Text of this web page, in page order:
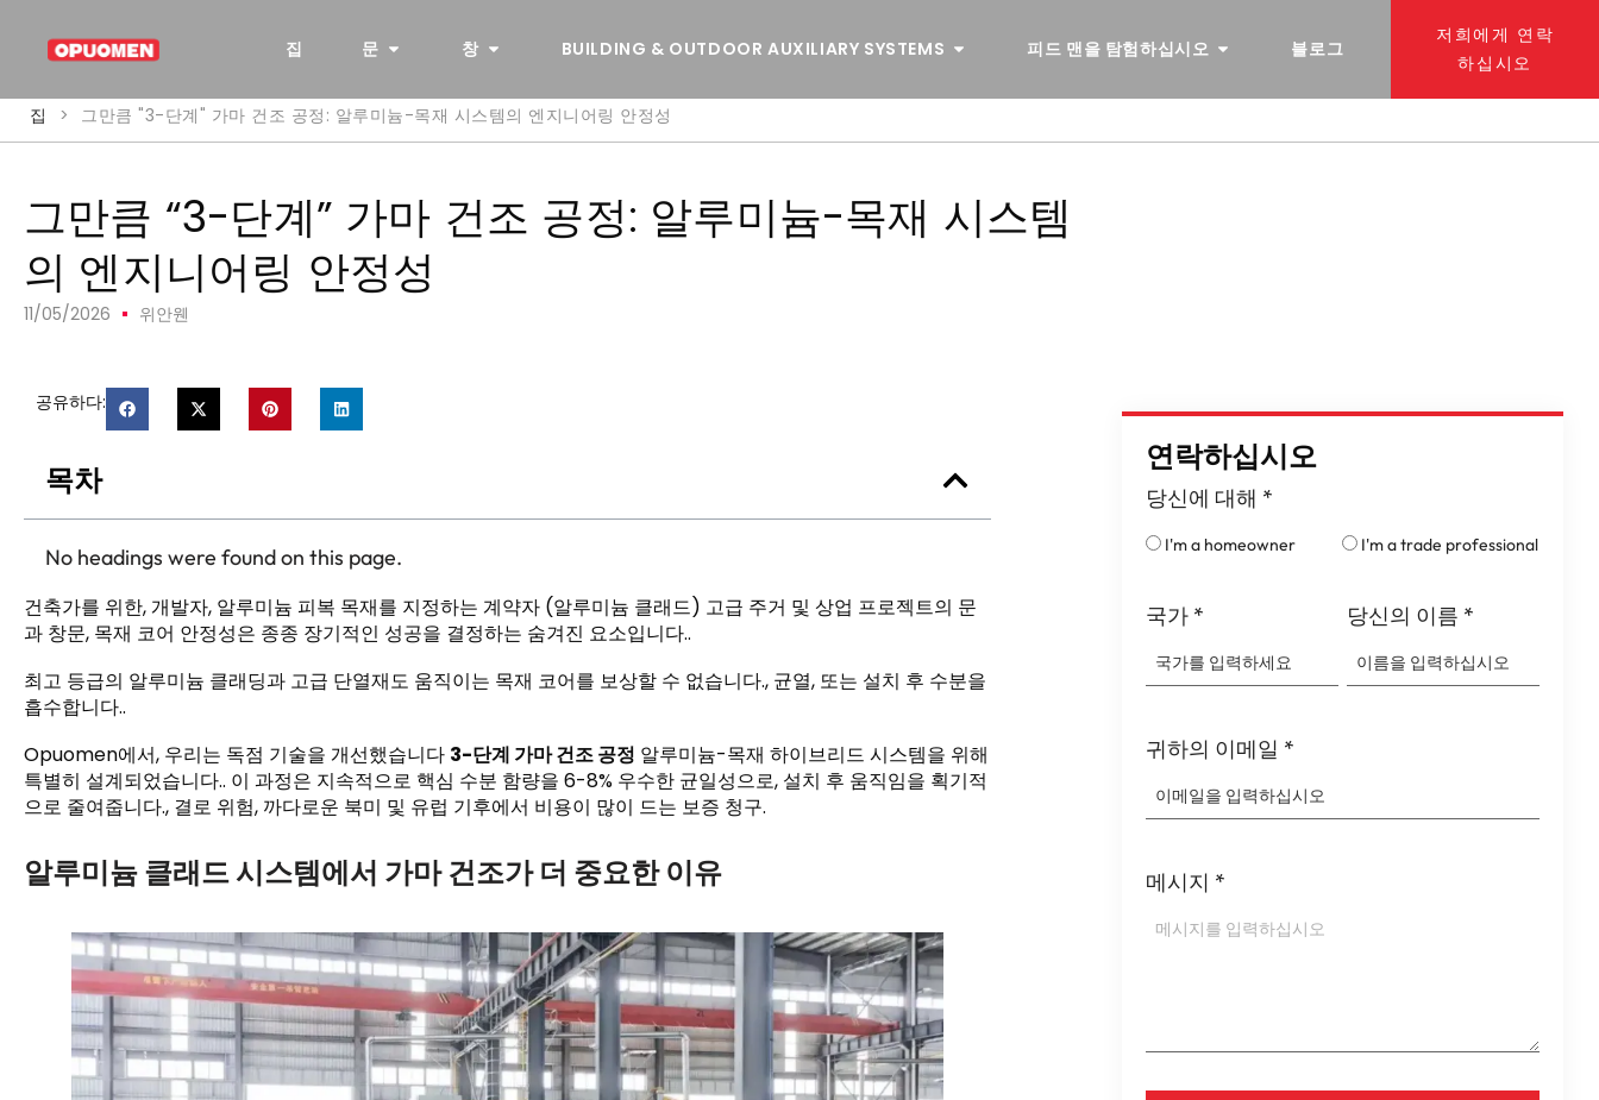
집 문 창 BUILDING & OUTDOOR AUXILIARY SYSTEMS 피드 맨을 탐험하십시오 블로그
저희에게 연락
하십시오
집 > 그만큼 "3-단계" 가마 건조 공정: 알루미늄-목재 시스템의 엔지니어링 안정성
그만큼 “3-단계” 가마 건조 공정: 알루미늄-목재 시스템
의 엔지니어링 안정성
11/05/2026 위안웬
공유하다:
목차
No headings were found on this page.
건축가를 위한, 개발자, 알루미늄 피복 목재를 지정하는 계약자 (알루미늄 클래드) 고급 주거 및 상업 프로젝트의 문
과 창문, 목재 코어 안정성은 종종 장기적인 성공을 결정하는 숨겨진 요소입니다..
최고 등급의 알루미늄 클래딩과 고급 단열재도 움직이는 목재 코어를 보상할 수 없습니다., 균열, 또는 설치 후 수분을
흡수합니다..
Opuomen에서, 우리는 독점 기술을 개선했습니다 3-단계 가마 건조 공정 알루미늄-목재 하이브리드 시스템을 위해
특별히 설계되었습니다.. 이 과정은 지속적으로 핵심 수분 함량을 6-8% 우수한 균일성으로, 설치 후 움직임을 획기적
으로 줄여줍니다., 결로 위험, 까다로운 북미 및 유럽 기후에서 비용이 많이 드는 보증 청구.
알루미늄 클래드 시스템에서 가마 건조가 더 중요한 이유
연락하십시오
당신에 대해 *
I'm a homeowner I'm a trade professional
국가 * 당신의 이름 *
귀하의 이메일 *
메시지 *